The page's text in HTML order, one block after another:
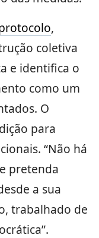
,
coletiva
e identifica o
como um
O
para
“Não há
pretenda
a sua
trabalhado de